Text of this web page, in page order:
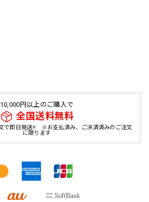
10,000円以上のご購入で
全国送料無料
で即日発送!! ※お支払済み、ご決済済みのご注文
に限ります